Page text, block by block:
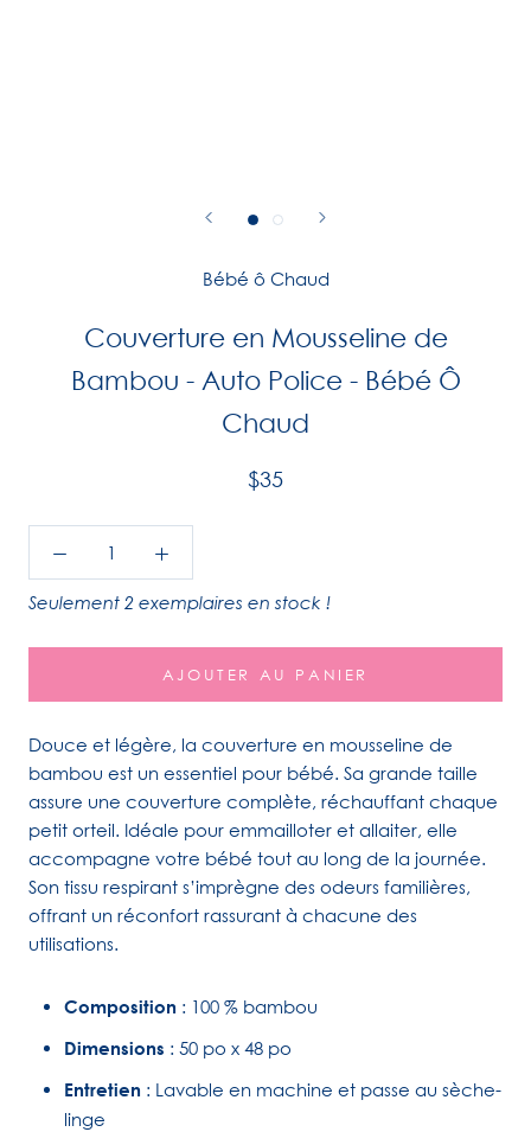
Bébé ô Chaud
Couverture en Mousseline de
Bambou - Auto Police - Bébé Ô
Chaud
$35
Seulement 2 exemplaires en stock !
AJOUTER AU PANIER
Douce et légère, la couverture en mousseline de
bambou est un essentiel pour bébé. Sa grande taille
assure une couverture complète, réchauffant chaque
petit orteil. Idéale pour emmailloter et allaiter, elle
accompagne votre bébé tout au long de la journée.
Son tissu respirant s’imprègne des odeurs familières,
offrant un réconfort rassurant à chacune des
utilisations.
Composition : 100 % bambou
Dimensions : 50 po x 48 po
Entretien : Lavable en machine et passe au sèche-
linge